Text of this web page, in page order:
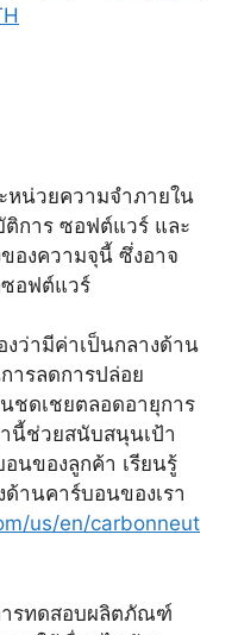
หน่วยความจำภายใน
ติการ ซอฟต์แวร์ และ
องความจุนี้ ซึ่งอาจ
ซอฟต์แวร์
ว่ามีค่าเป็นกลางด้าน
ารลดการปล่อย
ชดเชยตลอดอายุการ
นี้ช่วยสนับสนุนเป้า
นของลูกค้า เรียนรู้
ด้านคาร์บอนของเรา
us/en/carbonneut
ารทดสอบผลิตภัณฑ์